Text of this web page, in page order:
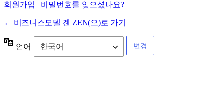
회원가입 | 비밀번호를 잊으셨나요?
← 비즈니스모델 젠 ZEN(으)로 가기
언어